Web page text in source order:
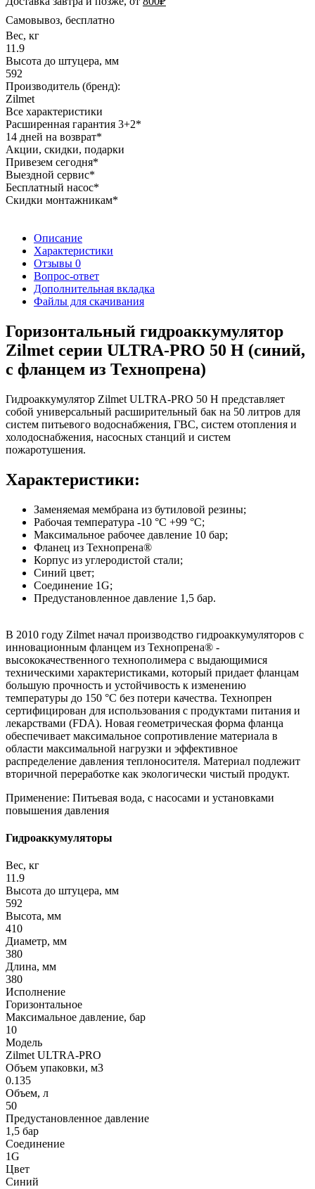
Самовывоз, бесплатно
Вес, кг
11.9
Высота до штуцера, мм
592
Производитель (бренд):
Zilmet
Все характеристики
Расширенная гарантия 3+2*
14 дней на возврат*
Акции, скидки, подарки
Привезем сегодня*
Выездной сервис*
Бесплатный насос*
Скидки монтажникам*
Описание
Характеристики
Отзывы 0
Вопрос-ответ
Дополнительная вкладка
Файлы для скачивания
Горизонтальный гидроаккумулятор
Zilmet серии ULTRA-PRO 50 H (синий,
с фланцем из Технопрена)
Гидроаккумулятор Zilmet ULTRA-PRO 50 H представляет
собой универсальный расширительный бак на 50 литров для
систем питьевого водоснабжения, ГВС, систем отопления и
холодоснабжения, насосных станций и систем
пожаротушения.
Характеристики:
Заменяемая мембрана из бутиловой резины;
Рабочая температура -10 °С +99 °C;
Максимальное рабочее давление 10 бар;
Фланец из Технопрена®
Корпус из углеродистой стали;
Синий цвет;
Соединение 1G;
Предустановленное давление 1,5 бар.
В 2010 году Zilmet начал производство гидроаккумуляторов с
инновационным фланцем из Технопрена® -
высококачественного технополимера с выдающимися
техническими характеристиками, который придает фланцам
большую прочность и устойчивость к изменению
температуры до 150 °С без потери качества. Технопрен
сертифицирован для использования с продуктами питания и
лекарствами (FDA). Новая геометрическая форма фланца
обеспечивает максимальное сопротивление материала в
области максимальной нагрузки и эффективное
распределение давления теплоносителя. Материал подлежит
вторичной переработке как экологически чистый продукт.
Применение: Питьевая вода, с насосами и установками
повышения давления
Гидроаккумуляторы
Вес, кг
11.9
Высота до штуцера, мм
592
Высота, мм
410
Диаметр, мм
380
Длина, мм
380
Исполнение
Горизонтальное
Максимальное давление, бар
10
Модель
Zilmet ULTRA-PRO
Объем упаковки, м3
0.135
Объем, л
50
Предустановленное давление
1,5 бар
Соединение
1G
Цвет
Синий